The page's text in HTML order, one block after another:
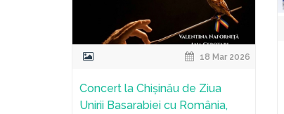
18 Mar 2026
Concert la Chișinău de Ziua
Unirii Basarabiei cu România,